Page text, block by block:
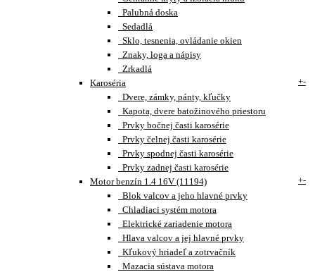
Palubná doska
Sedadlá
Sklo, tesnenia, ovládanie okien
Znaky, loga a nápisy
Zrkadlá
Karoséria
+-
Dvere, zámky, pánty, kľučky
Kapota, dvere batožinového priestoru
Prvky bočnej časti karosérie
Prvky čelnej časti karosérie
Prvky spodnej časti karosérie
Prvky zadnej časti karosérie
Motor benzín 1.4 16V (11194)
+-
Blok valcov a jeho hlavné prvky
Chladiaci systém motora
Elektrické zariadenie motora
Hlava valcov a jej hlavné prvky
Kľukový hriadeľ a zotrvačník
Mazacia sústava motora